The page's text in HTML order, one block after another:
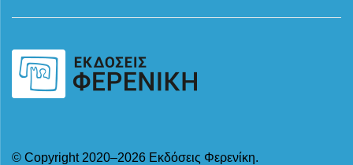
© Copyright 2020–2026 Εκδόσεις Φερενίκη.